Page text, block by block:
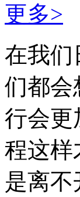
更多>
在我们
们都会
行会更
程这样
是离